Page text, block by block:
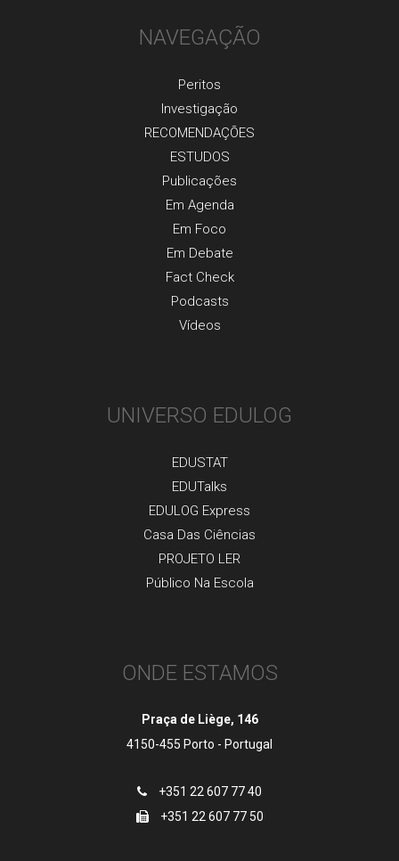
NAVEGAÇÃO
Peritos
Investigaçãо
RECOMENDAÇÕES
ESTUDOS
Publicaçõеs
Em Agenda
Em Foco
Em Debate
Fact Check
Podcasts
Vídeos
UNIVERSO EDULOG
EDUSTAT
EDUTalks
EDULOG Express
Casa Das Ciências
PROJETO LER
Público Na Escola
ONDE ESTAMOS
Praça de Liège, 146
4150-455 Porto - Portugal
+351 22 607 77 40
+351 22 607 77 50